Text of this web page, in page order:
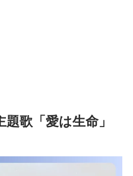
歌「愛は生命」